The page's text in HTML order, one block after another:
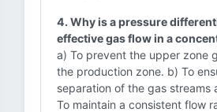
4. Why is a pressure
effective gas flow in a
a) To prevent the upper zone
the production zone. b) To
separation of the gas streams
To maintain a consistent flow